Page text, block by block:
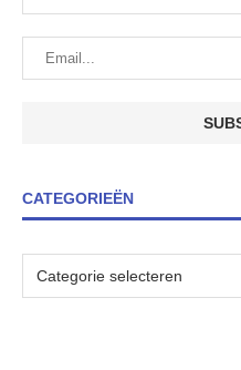
CATEGORIEËN